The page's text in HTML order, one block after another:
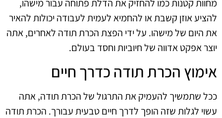
מחוות קטנות כמו להחזיק את הדלת פתוחה עבור מישהו,
להציע אוזן קשבת או להחמיא לעמית לעבודה יכולות להאיר
את היום של מישהו. על ידי הפצת הכרת תודה לאחרים, אתה
יוצר אפקט אדווה של חיוביות וחסד בעולם.
אימוץ הכרת תודה כדרך חיים
ככל שתמשיך להעמיק את התרגול של הכרת תודה, אתה
עשוי לגלות שזה הופך לדרך חיים טבעית עבורך. הכרת תודה